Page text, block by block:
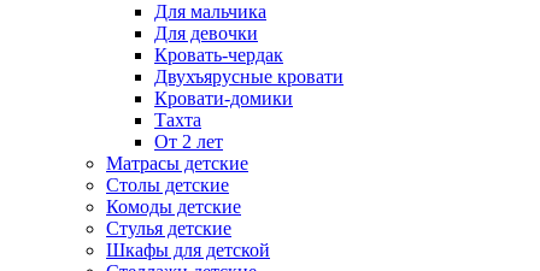
Для мальчика
Для девочки
Кровать-чердак
Двухъярусные кровати
Кровати-домики
Тахта
От 2 лет
Матрасы детские
Столы детские
Комоды детские
Стулья детские
Шкафы для детской